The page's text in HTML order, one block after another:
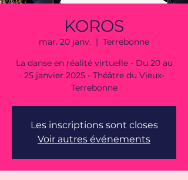
KOROS
mar. 20 janv.
  |
Terrebonne
La danse en réalité virtuelle - Du 20 au
25 janvier 2025 - Théâtre du Vieux-
Terrebonne
Les inscriptions sont closes
Voir autres événements